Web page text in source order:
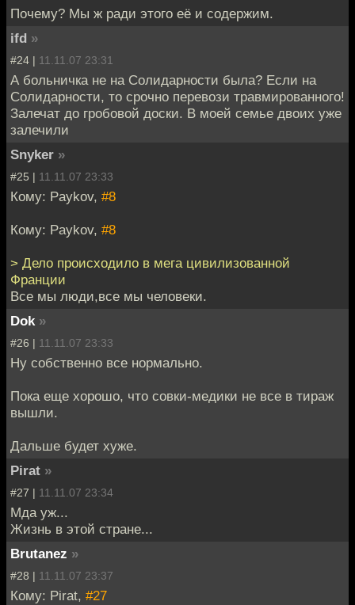
Почему? Мы ж ради этого её и содержим.
ifd »
#24 | 11.11.07 23:31
А больничка не на Солидарности была? Если на
Солидарности, то срочно перевози травмированного!
Залечат до гробовой доски. В моей семье двоих уже
залечили
Snyker »
#25 | 11.11.07 23:33
Кому: Paykov, #8
Кому: Paykov, #8
> Дело происходило в мега цивилизованной
Франции
Все мы люди,все мы человеки.
Dok »
#26 | 11.11.07 23:33
Ну собственно все нормально.
Пока еще хорошо, что совки-медики не все в тираж
вышли.
Дальше будет хуже.
Pirat »
#27 | 11.11.07 23:34
Мда уж...
Жизнь в этой стране...
Brutanez »
#28 | 11.11.07 23:37
Кому: Pirat, #27